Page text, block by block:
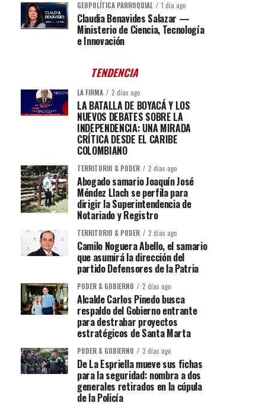
GEOPOLÍTICA PARROQUIAL 1 día ago
Claudia Benavides Salazar —
Ministerio de Ciencia, Tecnología
e Innovación
TENDENCIA
LA FIRMA 2 días ago
LA BATALLA DE BOYACÁ Y LOS
NUEVOS DEBATES SOBRE LA
INDEPENDENCIA: UNA MIRADA
CRÍTICA DESDE EL CARIBE
COLOMBIANO
TERRITORIO & PODER 2 días ago
Abogado samario Joaquín José
Méndez Llach se perfila para
dirigir la Superintendencia de
Notariado y Registro
TERRITORIO & PODER 2 días ago
Camilo Noguera Abello, el samario
que asumirá la dirección del
partido Defensores de la Patria
PODER & GOBIERNO 2 días ago
Alcalde Carlos Pinedo busca
respaldo del Gobierno entrante
para destrabar proyectos
estratégicos de Santa Marta
PODER & GOBIERNO 3 días ago
De La Espriella mueve sus fichas
para la seguridad: nombra a dos
generales retirados en la cúpula
de la Policía